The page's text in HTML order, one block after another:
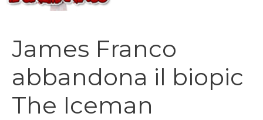
James Franco
abbandona il biopic
The Iceman